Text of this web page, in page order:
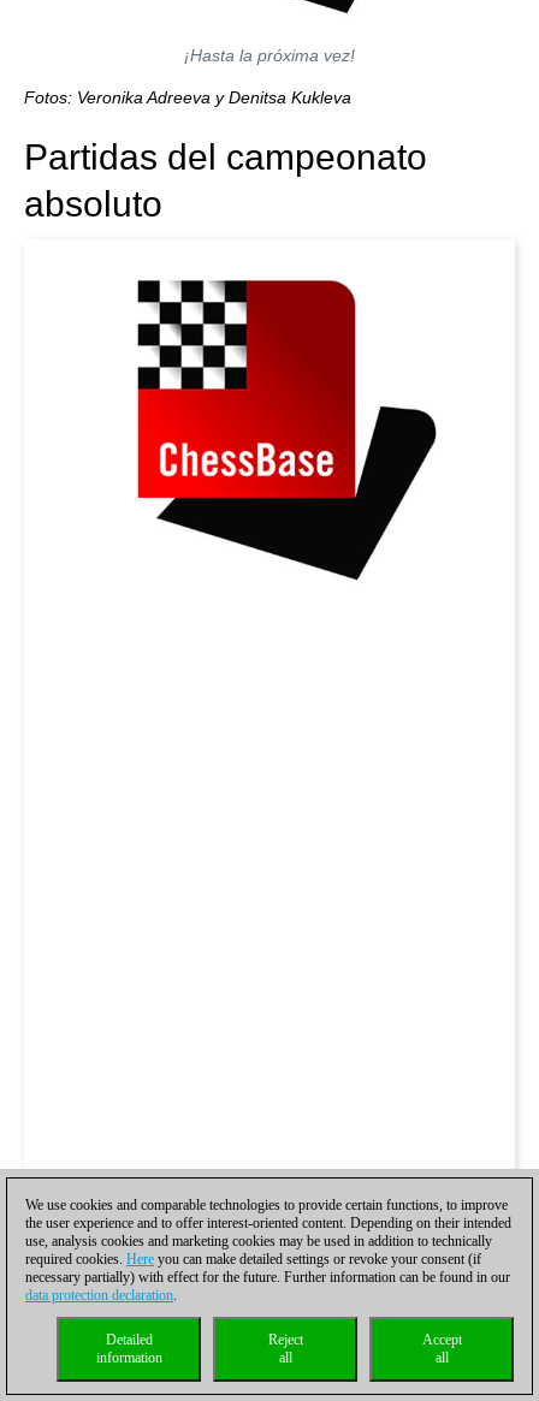
¡Hasta la próxima vez!
Fotos: Veronika Adreeva y Denitsa Kukleva
Partidas del campeonato
absoluto
We use cookies and comparable technologies to provide certain functions, to improve
the user experience and to offer interest-oriented content. Depending on their intended
use, analysis cookies and marketing cookies may be used in addition to technically
required cookies. Here you can make detailed settings or revoke your consent (if
necessary partially) with effect for the future. Further information can be found in our
data protection declaration.
Accept
all
Reject
all
Detailed
information